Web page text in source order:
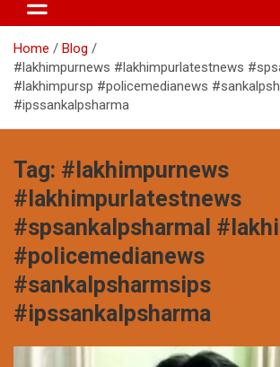
Home
Blog
#lakhimpurnews #lakhimpurlatestnews
#lakhimpursp #policemedianews
#ipssankalpsharma
Tag: #lakhimpurnews
#lakhimpurlatestnews
#spsankalpsharmal
#policemedianews
#sankalpsharmsips
#ipssankalpsharma